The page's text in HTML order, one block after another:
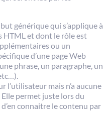
générique qui s’applique à
HTML et dont le rôle est
ou un
d’une page Web
phrase, un paragraphe, un
mais n’a aucune
permet juste lors du
d’en connaitre le contenu par